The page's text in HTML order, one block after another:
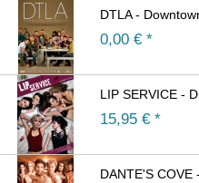
DTLA -
0,00 € *
LIP SERVICE -
15,95 € *
DANTE'S COVE